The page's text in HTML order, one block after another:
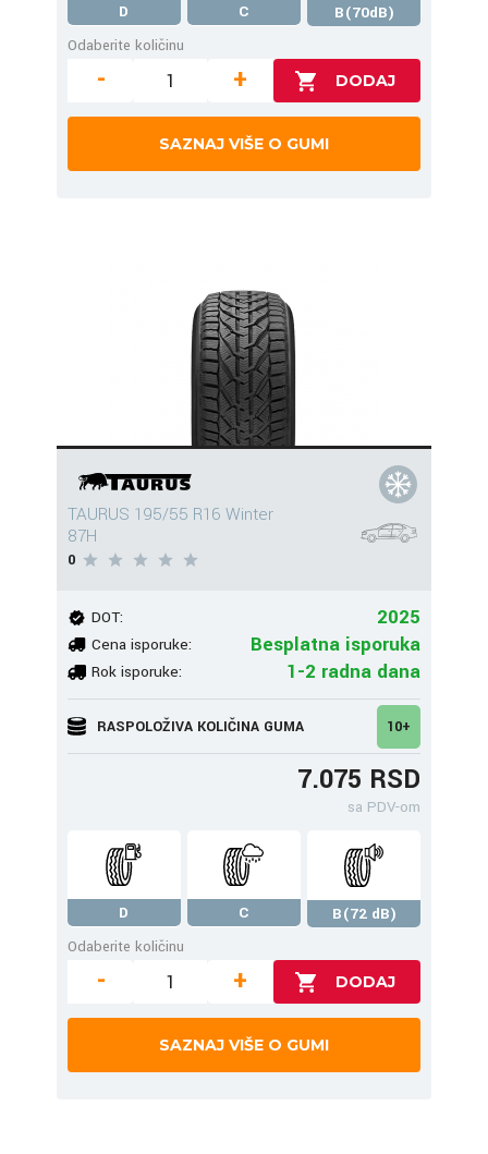
D C
B(70dB)
Odaberite količinu
- +
SAZNAJ VIŠE O GUMI
TAURUS 195/55 R16 Winter
87H
0
DOT: 2025
Cena isporuke: Besplatna isporuka
Rok isporuke: 1-2 radna dana
RASPOLOŽIVA KOLIČINA GUMA 10+
7.075 RSD
sa PDV-om
D C
B(72 dB)
Odaberite količinu
- +
SAZNAJ VIŠE O GUMI